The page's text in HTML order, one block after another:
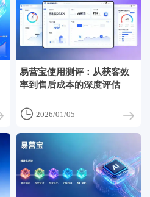
易营宝使用测评：从获客效
率到售后成本的深度评估
 2026/01/05